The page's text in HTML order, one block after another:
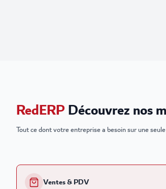
RedERPDécouvrez nos
Tout ce dont votre entreprise a besoin sur une
Ventes & PDV